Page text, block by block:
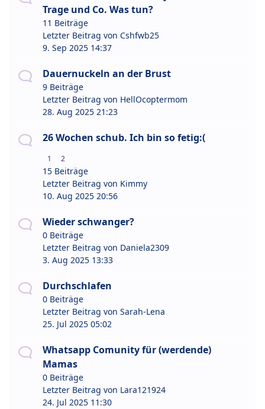
Trage und Co. Was tun?
11 Beiträge
Letzter Beitrag von Cshfwb25
9. Sep 2025 14:37
Dauernuckeln an der Brust
9 Beiträge
Letzter Beitrag von HellOcoptermom
28. Aug 2025 21:23
26 Wochen schub. Ich bin so fetig:(
1 2
15 Beiträge
Letzter Beitrag von Kimmy
10. Aug 2025 20:56
Wieder schwanger?
0 Beiträge
Letzter Beitrag von Daniela2309
3. Aug 2025 13:33
Durchschlafen
0 Beiträge
Letzter Beitrag von Sarah-Lena
25. Jul 2025 05:02
Whatsapp Comunity für (werdende)
Mamas
0 Beiträge
Letzter Beitrag von Lara121924
24. Jul 2025 11:30